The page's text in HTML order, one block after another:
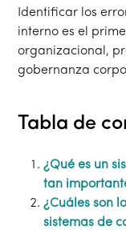
Identificar los
interno es el
organizacional,
gobernanza
Tabla de
¿Qué es un
tan
¿Cuáles son
sistemas de